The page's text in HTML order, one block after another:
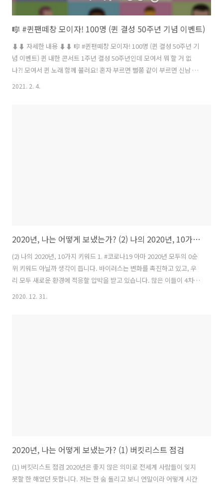
🎼 #퀸팬떼창 모이자! 100명 (퀸 결성 50주년 기념 이벤트)
⬇︎⬇︎ 자세한 내용 ⬇︎⬇︎ 🎼 #퀸팬떼창 모이자! 100명 (퀸 결성 50주년 기
념 이벤트) 퀸 내한 콘서트 1주년 결성 50주년인데 모여서 뭐 할 거 없
나?! 모여서 퀸 노래 함께 불러요! 혼자 부르면 뻘쭘 같이 부르면 신남 집
합금지인데 가능?! ㅇㅇ가능 온라인으로 가능 퀸 노래와 함께하는 즐거
2021. 2. 4.
2020년, 나는 어떻게 보냈는가? (2) 나의 2020년, 10가지 키워드
(2) 나의 2020년, 10가지 키워드 1. #코로나19 아마 2020년 모두의 0순
위 키워드 아닐까 생각이 듭니다. 바이러스는 변화를 촉진하고 있고, 우
리 모두 새로운 환경에 적응할 압박을 받고 있습니다. 많은 이들이 4차 산
업 혁명을 이야기하지만, 저에게 적용되는 것은 어떤 것인지 도무지 감이
2020. 12. 31.
2020년, 나는 어떻게 보냈는가? (1) 버킷리스트 점검
(1) 버킷리스트 점검 2020년은 좋지 않은 의미로 전세계 사람들이 잊지
못할 한 해였던 듯합니다. 저는 한 숨 돌리고 보니 연말이라 어떻게 시간